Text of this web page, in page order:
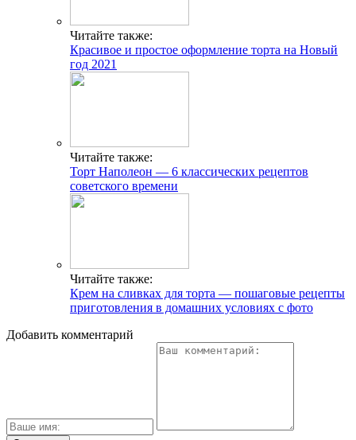
Читайте также:
Красивое и простое оформление торта на Новый
год 2021
Читайте также:
Торт Наполеон — 6 классических рецептов
советского времени
Читайте также:
Крем на сливках для торта — пошаговые рецепты
приготовления в домашних условиях с фото
Добавить комментарий